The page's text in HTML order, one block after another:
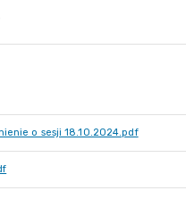
o sesji 18.10.2024.pdf